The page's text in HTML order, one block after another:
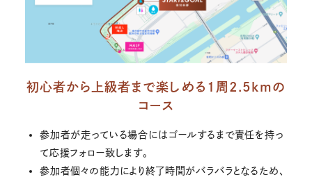
初心者から上級者まで楽しめる1周2.5kmの
コース
参加者が走っている場合にはゴールするまで責任を持っ
て応援フォロー致します。
参加者個々の能力により終了時間がバラバラとなるため、